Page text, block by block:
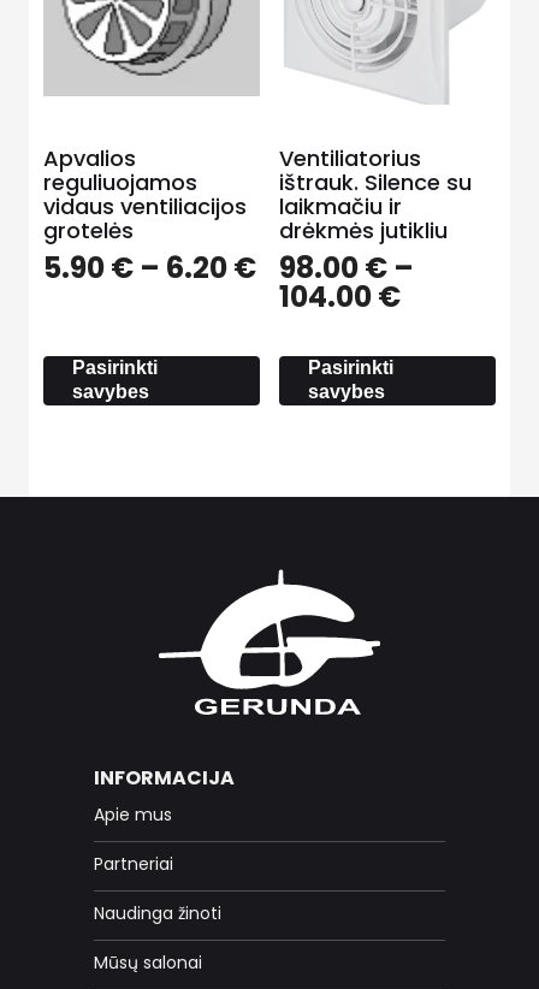
Apvalios
reguliuojamos
vidaus ventiliacijos
grotelės
5.90€ – 6.20€Price
range:
through
6.20 €
Pasirinkti
savybes
Ventiliatorius
ištrauk. Silence su
laikmačiu ir
drėkmės jutikliu
98.00€ –
104.00€Price
98.00 €
104.00 €
Pasirinkti
savybes
INFORMACIJA
Apie mus
Partneriai
Naudinga žinoti
Mūsų salonai